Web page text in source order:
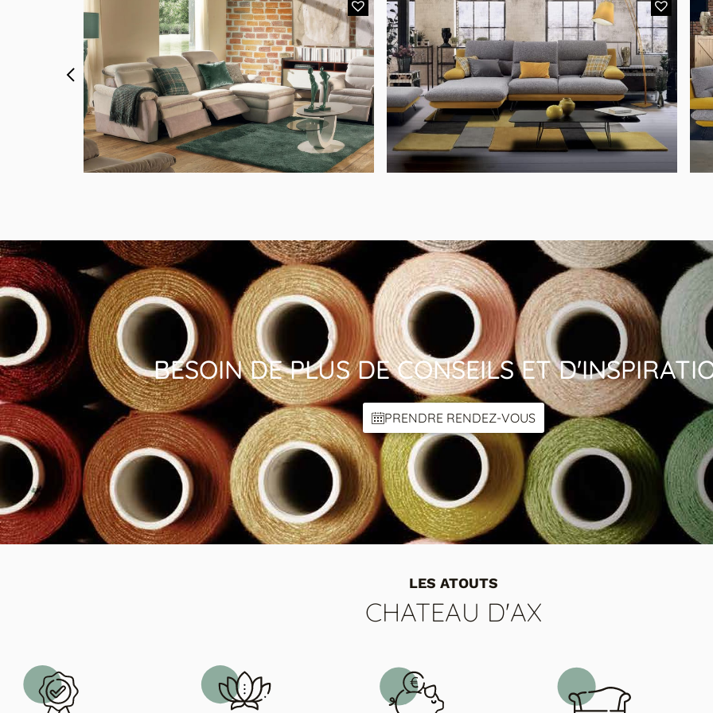
L'élément 3 places, 2 relax électriques + chaise longue
en microfibre épaisse
Canapé d’angle 3 places,
chaise longue en tissu bi-
BESOIN DE PLUS DE CONSEILS ET
PRENDRE RENDEZ-VOUS
LES ATOUTS
CHATEAU D'AX